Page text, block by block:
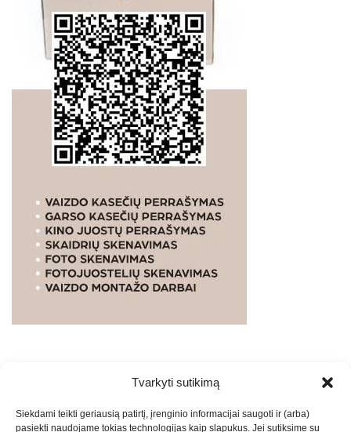
Tvarkyti sutikimą
Siekdami teikti geriausią patirtį, įrenginio informacijai saugoti ir (arba)
pasiekti naudojame tokias technologijas kaip slapukus. Jei sutiksime su
PASLAUGOS. SEO tekstų rašymas, turinio kūrimas,